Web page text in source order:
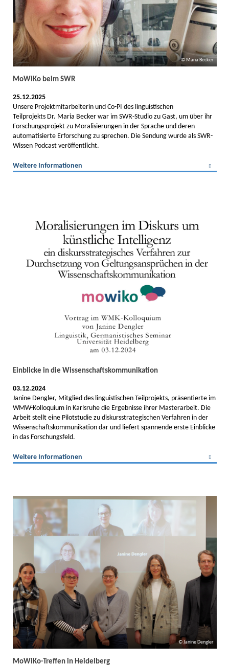
Maria Becker
MoWiKo beim SWR
25.12.2025
Unsere Projektmitarbeiterin und Co-PI des linguistischen
Teilprojekts Dr. Maria Becker war im SWR-Studio zu Gast, um über ihr
Forschungsprojekt zu Moralisierungen in der Sprache und deren
automatisierte Erforschung zu sprechen. Die Sendung wurde als SWR-
Wissen Podcast veröffentlicht.
Weitere Informationen
Einblicke in die Wissenschaftskommunikation
03.12.2024
Janine Dengler, Mitglied des linguistischen Teilprojekts, präsentierte im
WMW-Kolloquium in Karlsruhe die Ergebnisse ihrer Masterarbeit. Die
Arbeit stellt eine Pilotstudie zu diskursstrategischen Verfahren in der
Wissenschaftskommunikation dar und liefert spannende erste Einblicke
in das Forschungsfeld.
Weitere Informationen
Janine Dengler
MoWiKo-Treffen in Heidelberg